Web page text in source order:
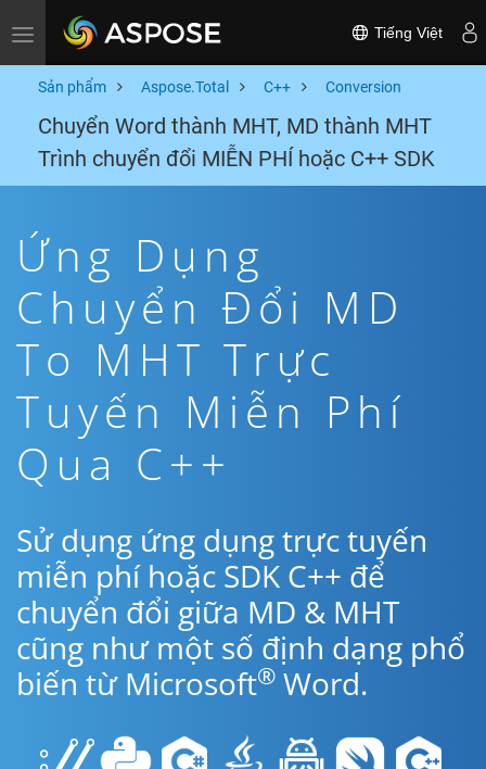
Toggle navigation Tiếng Việt
Sản phẩm Aspose.Total C++ Conversion
Chuyển Word thành MHT, MD thành MHT
Trình chuyển đổi MIỄN PHÍ hoặc C++ SDK
Ứng Dụng
Chuyển Đổi MD
To MHT Trực
Tuyến Miễn Phí
Qua C++
Sử dụng ứng dụng trực tuyến
miễn phí hoặc SDK C++ để
chuyển đổi giữa MD & MHT
cũng như một số định dạng phổ
biến từ Microsoft® Word.